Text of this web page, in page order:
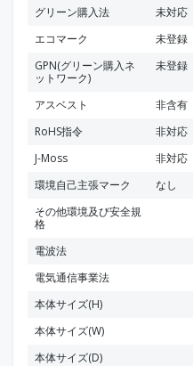
グリーン購入法
未対応
エコマーク
未登録
GPN(グリーン購入ネ
ットワーク)
未登録
アスベスト
非含有
RoHS指令
非対応
J-Moss
非対応
環境自己主張マーク
なし
その他環境及び安全規
格
電波法
電気通信事業法
本体サイズ(H)
本体サイズ(W)
本体サイズ(D)